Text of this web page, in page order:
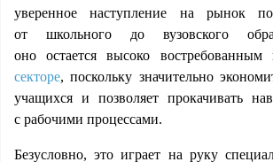
уверенное наступление на рынок
от школьного до вузовского
оноостается высоко
секторе, поскольку значительно
учащихся и позволяет прокачивать
с рабочими процессами.
Безусловно, это играет на руку